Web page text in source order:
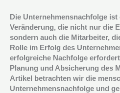
Die Unternehmensnachfolge ist
Veränderung, die nicht nur die
sondern auch die Mitarbeiter,
Rolle im Erfolg des
erfolgreiche Nachfolge
Planung und Absicherung des
Artikel betrachten wir die
Unternehmensnachfolge und